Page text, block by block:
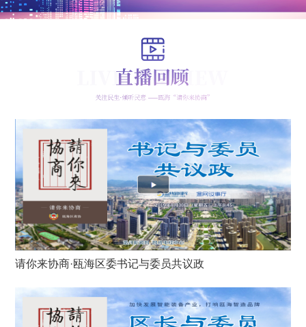
请你来协商·瓯海区委书记与委员共议政